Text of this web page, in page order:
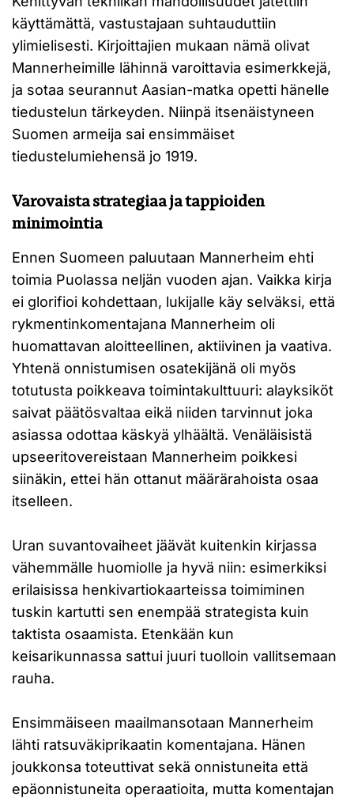
käyttämättä, vastustajaan suhtauduttiin
ylimielisesti. Kirjoittajien mukaan nämä olivat
Mannerheimille lähinnä varoittavia esimerkkejä,
ja sotaa seurannut Aasian-matka opetti hänelle
tiedustelun tärkeyden. Niinpä itsenäistyneen
Suomen armeija sai ensimmäiset
tiedustelumiehensä jo 1919.
Varovaista strategiaa ja tappioiden
minimointia
Ennen Suomeen paluutaan Mannerheim ehti
toimia Puolassa neljän vuoden ajan. Vaikka kirja
ei glorifioi kohdettaan, lukijalle käy selväksi, että
rykmentinkomentajana Mannerheim oli
huomattavan aloitteellinen, aktiivinen ja vaativa.
Yhtenä onnistumisen osatekijänä oli myös
totutusta poikkeava toimintakulttuuri: alayksiköt
saivat päätösvaltaa eikä niiden tarvinnut joka
asiassa odottaa käskyä ylhäältä. Venäläisistä
upseeritovereistaan Mannerheim poikkesi
siinäkin, ettei hän ottanut määrärahoista osaa
itselleen.
Uran suvantovaiheet jäävät kuitenkin kirjassa
vähemmälle huomiolle ja hyvä niin: esimerkiksi
erilaisissa henkivartiokaarteissa toimiminen
tuskin kartutti sen enempää strategista kuin
taktista osaamista. Etenkään kun
keisarikunnassa sattui juuri tuolloin vallitsemaan
rauha.
Ensimmäiseen maailmansotaan Mannerheim
lähti ratsuväkiprikaatin komentajana. Hänen
joukkonsa toteuttivat sekä onnistuneita että
epäonnistuneita operaatioita, mutta komentajan